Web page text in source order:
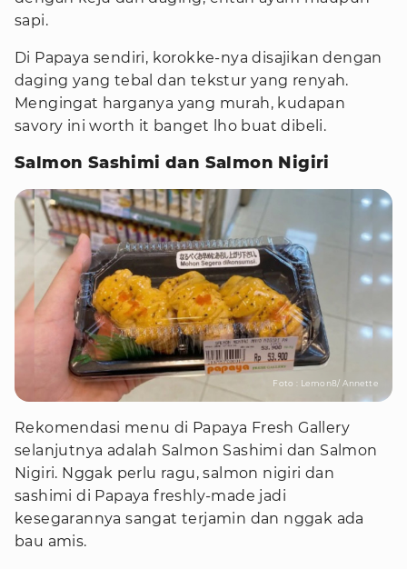
sapi.
Di Papaya sendiri, korokke-nya disajikan dengan
daging yang tebal dan tekstur yang renyah.
Mengingat harganya yang murah, kudapan
savory ini worth it banget lho buat dibeli.
Salmon Sashimi dan Salmon Nigiri
Foto : Lemon8/ Annette
Rekomendasi menu di Papaya Fresh Gallery
selanjutnya adalah Salmon Sashimi dan Salmon
Nigiri. Nggak perlu ragu, salmon nigiri dan
sashimi di Papaya freshly-made jadi
kesegarannya sangat terjamin dan nggak ada
bau amis.